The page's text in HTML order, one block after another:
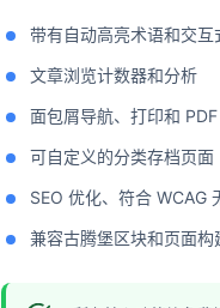
带有自动高亮术语和交互
文章浏览计数器和分析
面包屑导航、打印和
可自定义的分类存档页面
SEO 优化、符合 WCAG
兼容古腾堡区块和页面构